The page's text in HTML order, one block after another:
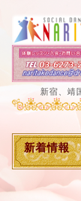
新宿、靖
新着情報